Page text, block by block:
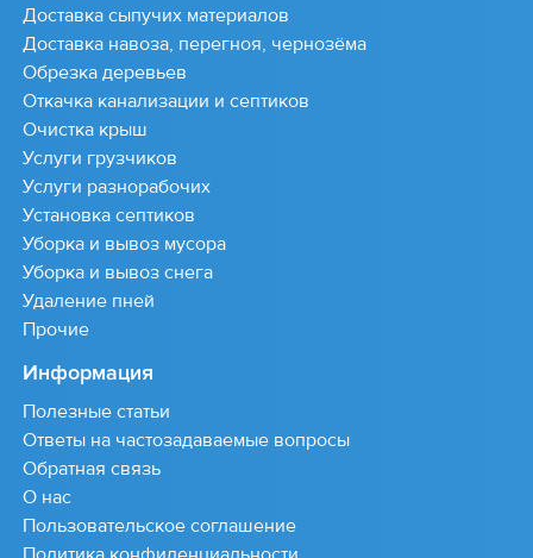
Доставка сыпучих материалов
Доставка навоза, перегноя, чернозёма
Обрезка деревьев
Откачка канализации и септиков
Очистка крыш
Услуги грузчиков
Услуги разнорабочих
Установка септиков
Уборка и вывоз мусора
Уборка и вывоз снега
Удаление пней
Прочие
Информация
Полезные статьи
Ответы на частозадаваемые вопросы
Обратная связь
О нас
Пользовательское соглашение